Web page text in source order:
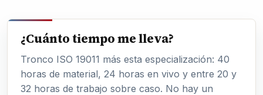
¿Cuánto tiempo me lleva?
Tronco ISO 19011 más esta especialización: 40
horas de material, 24 horas en vivo y entre 20 y
32 horas de trabajo sobre caso. No hay un